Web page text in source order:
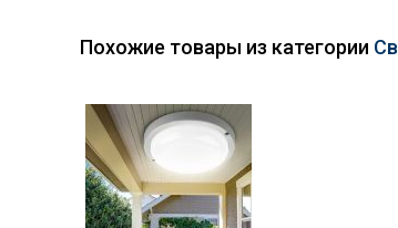
Похожие товары из категории